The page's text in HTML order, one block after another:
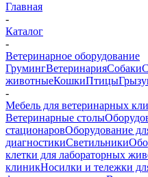
Главная
-
Каталог
-
Ветеринарное оборудование
ГрумингВетеринарияСобаки
животныеКошкиПтицы
-
Мебель для ветеринарных
Ветеринарные столы
стационаровОборудование
диагностикиСветильники
клетки для лабораторных
клиникНосилки и тележки